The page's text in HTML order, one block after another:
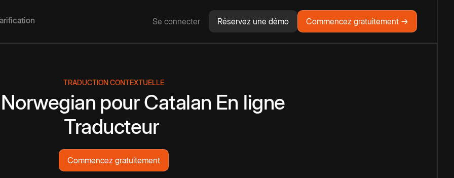
Se connecter Réservez une démo Commencez gratuitement →
TRADUCTION CONTEXTUELLE
Norwegian pourCatalan En ligne
Traducteur
Commencez gratuitement